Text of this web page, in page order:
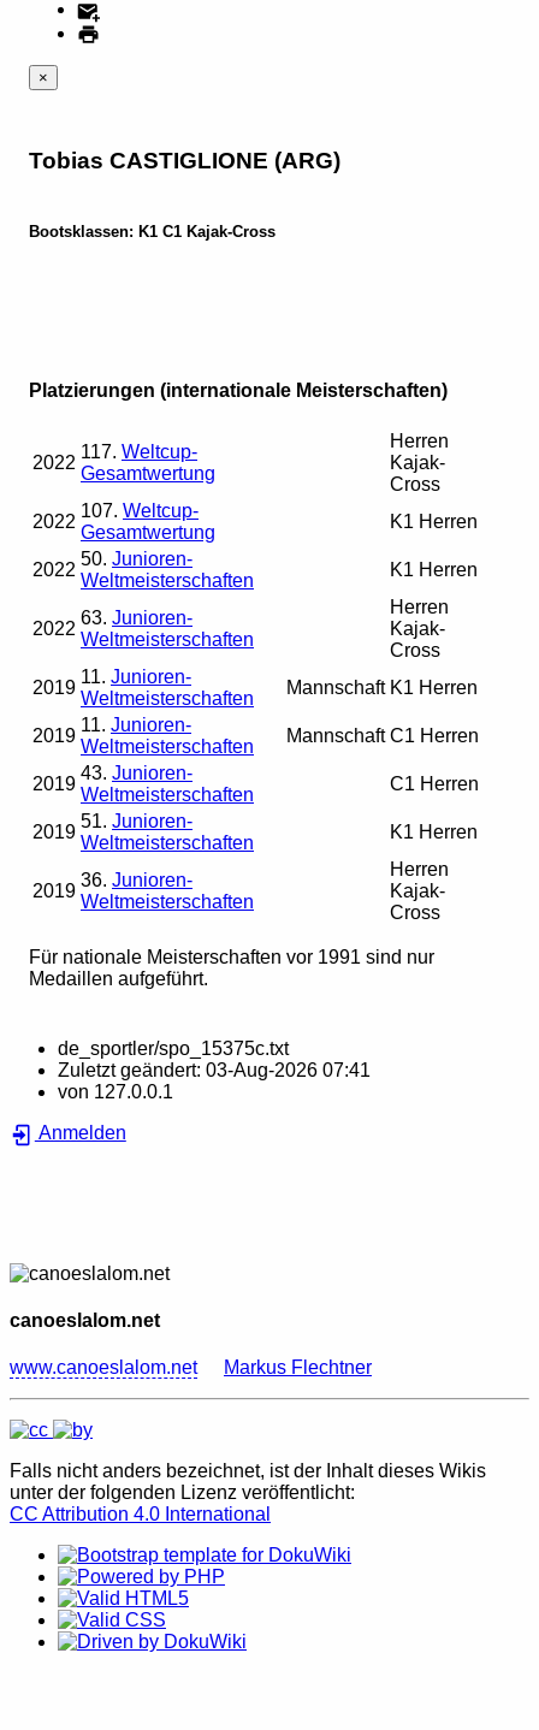
×
Tobias CASTIGLIONE (ARG)
Bootsklassen: K1 C1 Kajak-Cross
Platzierungen (internationale Meisterschaften)
2022
117. Weltcup-
Gesamtwertung
Herren
Kajak-
Cross
2022
107. Weltcup-
Gesamtwertung
K1 Herren
2022
50. Junioren-
Weltmeisterschaften
K1 Herren
2022
63. Junioren-
Weltmeisterschaften
Herren
Kajak-
Cross
2019
11. Junioren-
Weltmeisterschaften
Mannschaft K1 Herren
2019
11. Junioren-
Weltmeisterschaften
Mannschaft C1 Herren
2019
43. Junioren-
Weltmeisterschaften
C1 Herren
2019
51. Junioren-
Weltmeisterschaften
K1 Herren
2019
36. Junioren-
Weltmeisterschaften
Herren
Kajak-
Cross
Für nationale Meisterschaften vor 1991 sind nur
Medaillen aufgeführt.
de_sportler/spo_15375c.txt
Zuletzt geändert: 03-Aug-2026 07:41
von 127.0.0.1
Anmelden
canoeslalom.net
www.canoeslalom.net Markus Flechtner
Falls nicht anders bezeichnet, ist der Inhalt dieses Wikis
unter der folgenden Lizenz veröffentlicht:
CC Attribution 4.0 International